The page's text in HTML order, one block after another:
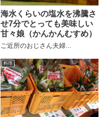
海水くらいの塩水を沸騰さ
せ7分でとっても美味しい
甘々娘（かんかんむすめ）
ご近所のおじさん夫婦...
料理